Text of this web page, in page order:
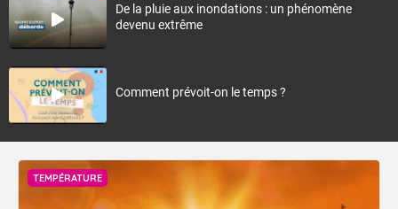
De la pluie aux inondations : un phénomène
devenu extrême
Comment prévoit-on le temps ?
TEMPÉRATURE